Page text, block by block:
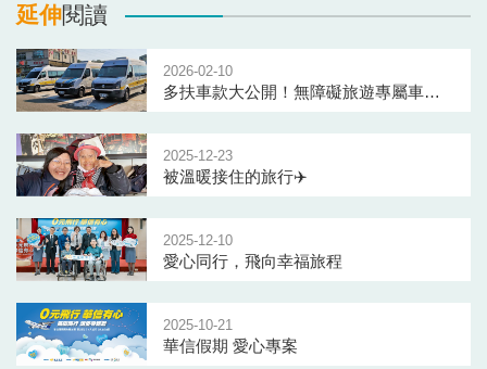
延伸閱讀
2026-02-10
多扶車款大公開！無障礙旅遊專屬車輛，復康巴士及座位配置看這邊～
2025-12-23
被溫暖接住的旅行✈️
2025-12-10
愛心同行，飛向幸福旅程
2025-10-21
華信假期 愛心專案